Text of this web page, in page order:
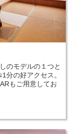
のモデルの１つと
分の好アクセス。
もご用意してお